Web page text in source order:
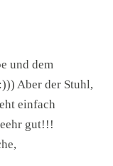
und dem
Aber der Stuhl,
einfach
gut!!!